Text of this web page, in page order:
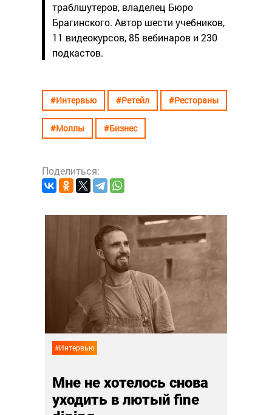
траблшутеров, владелец Бюро
Брагинского. Автор шести учебников,
11 видеокурсов, 85 вебинаров и 230
подкастов.
#Интервью #Ретейл #Рестораны
#Моллы #Бизнес
Поделиться:
#Интервью
Мне не хотелось снова
уходить в лютый fine